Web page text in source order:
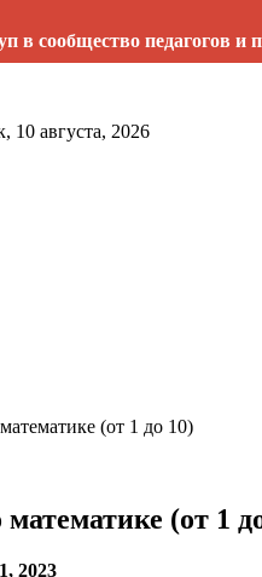
в сообщество педагогов и
10 августа, 2026
(от 1 до 10)
(от 1
2023